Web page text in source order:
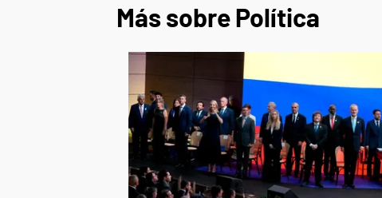
Más sobre Política